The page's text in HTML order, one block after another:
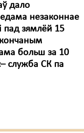
дало
незаконнае
пад зямлёй 15
больш за 10
служба СК па